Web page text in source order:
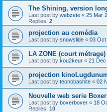
The Shining, version
Last post by webzete « 25 Mar
Replies: 2
projection au comédia
Last post by snowslide « 03 Oct
LA ZONE (court métrage)
Last post by kou2keur « 21 Dec
projection
Last post by teonobashite « 02
Nouvelle web serie
Last post by boxerboxer « 18
Replies: 10